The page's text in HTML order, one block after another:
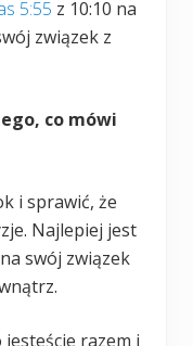
5:55 z 10:10 na
związek z
co mówi
i sprawić, że
Najlepiej jest
swój związek
razem i